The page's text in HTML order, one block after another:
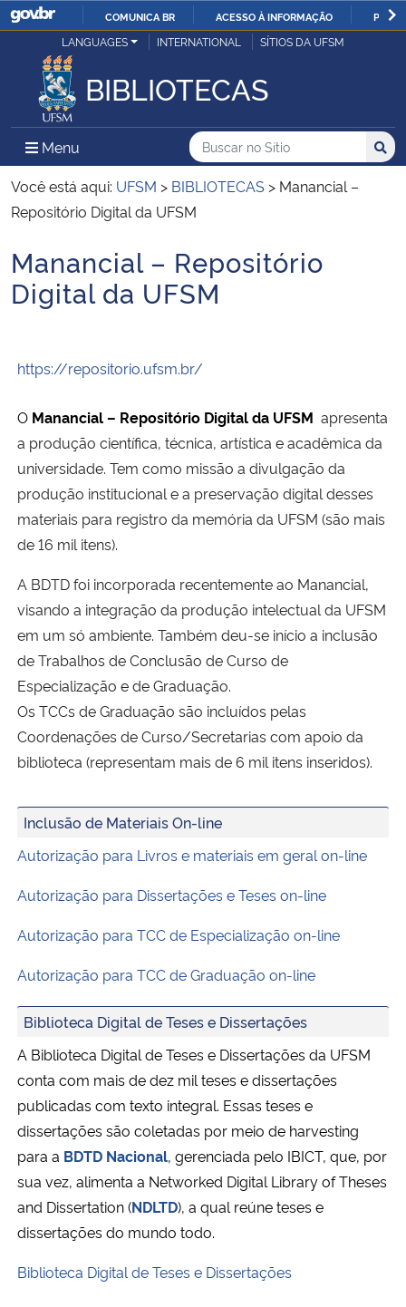
IR
O
COMUNICA BR ACESSO À INFORMAÇÃO
Ministério da Justiça e Segurança Pública
Ministério da Defesa
Ministério das Relações Exteriores
Ministério da Infraestrutura
Ministério da Educação
Ministério da Cidadania
Ministério da Saúde
Ministério de Minas e Energia
Ministério do Meio Ambiente
Ministério do Turismo
Ministério do Desenvolvimento Regional
Controladoria-Geral da União
Ministério da Mulher, da Família e dos Direitos Humanos
Secretaria-Geral
Secretaria de Governo
Gabinete de Segurança Institucional
LANGUAGES INTERNATIONAL SÍTIOS DA UFSM
BIBLIOTECAS
Menu Menu Principal do Sítio
Busca
Buscar no no Sítio
Busca:
Você está aqui: UFSM > BIBLIOTECAS > Manancial –
Repositório Digital da UFSM
Início do conteúdo
Manancial – Repositório
Digital da UFSM
https://repositorio.ufsm.br/
O Manancial – Repositório Digital da UFSM apresenta
a produção científica, técnica, artística e acadêmica da
universidade. Tem como missão a divulgação da
produção institucional e a preservação digital desses
materiais para registro da memória da UFSM (são mais
de 16 mil itens).
A BDTD foi incorporada recentemente ao Manancial,
visando a integração da produção intelectual da UFSM
em um só ambiente. Também deu-se início a inclusão
de Trabalhos de Conclusão de Curso de
Especialização e de Graduação.
Os TCCs de Graduação são incluídos pelas
Coordenações de Curso/Secretarias com apoio da
biblioteca (representam mais de 6 mil itens inseridos).
Inclusão de Materiais On-line
Autorização para Livros e materiais em geral on-line
Autorização para Dissertações e Teses on-line
Autorização para TCC de Especialização on-line
Autorização para TCC de Graduação on-line
Biblioteca Digital de Teses e Dissertações
A Biblioteca Digital de Teses e Dissertações da UFSM
conta com mais de dez mil teses e dissertações
publicadas com texto integral. Essas teses e
dissertações são coletadas por meio de harvesting
para a BDTD Nacional, gerenciada pelo IBICT, que, por
sua vez, alimenta a Networked Digital Library of Theses
and Dissertation (NDLTD), a qual reúne teses e
dissertações do mundo todo.
Biblioteca Digital de Teses e Dissertações